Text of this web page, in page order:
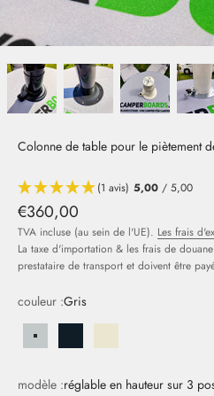
Colonne de table pour le piètement
(1 avis) 5,00 / 5,00
Offre
€360,00
TVA incluse (au sein de l'UE). Les frais
La taxe d'importation & les frais de
prestataire de transport et doivent être
couleur :Gris
Grau SchwarzBeige
modèle :réglable en hauteur sur 3